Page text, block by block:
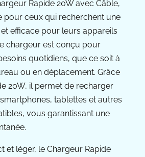
Rapide 20W avec Câble,
pour ceux qui recherchent une
efficace pour leurs appareils
chargeur est conçu pour
quotidiens, que ce soit à
ou en déplacement. Grâce
20W, il permet de recharger
tablettes et autres
vous garantissant une
et léger, le Chargeur Rapide